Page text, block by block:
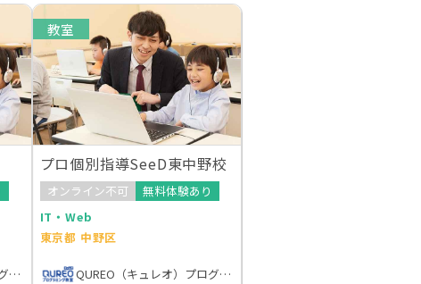
QUREO（キュレオ）プログラミング教室
教室
プロ個別指導SeeD東中野校
オンライン不可
無料体験あり
IT・Web
東京都 中野区
QUREO（キュレオ）プログラミング教室